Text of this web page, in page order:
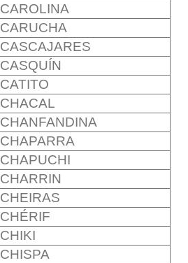
CAROLINA
CARUCHA
CASCAJARES
CASQUÍN
CATITO
CHACAL
CHANFANDINA
CHAPARRA
CHAPUCHI
CHARRIN
CHEIRAS
CHÉRIF
CHIKI
CHISPA